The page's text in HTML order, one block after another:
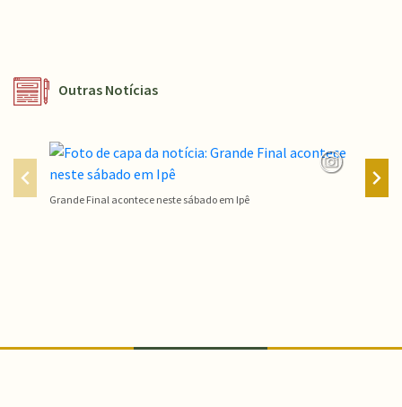
Outras Notícias
Grande Final acontece neste sábado em Ipê